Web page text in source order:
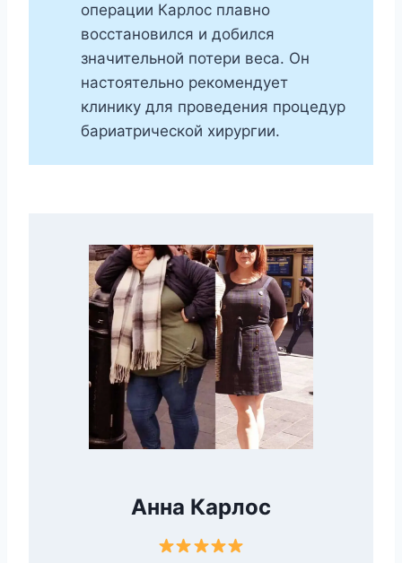
операции Карлос плавно
восстановился и добился
значительной потери веса. Он
настоятельно рекомендует
клинику для проведения процедур
бариатрической хирургии.
Анна Карлос